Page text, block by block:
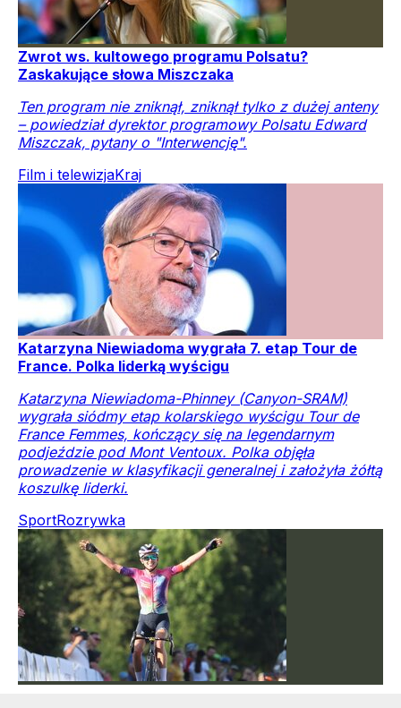
Zwrot ws. kultowego programu Polsatu?
Zaskakujące słowa Miszczaka
Ten program nie zniknął, zniknął tylko z dużej anteny
– powiedział dyrektor programowy Polsatu Edward
Miszczak, pytany o "Interwencję".
Film i telewizjaKraj
Katarzyna Niewiadoma wygrała 7. etap Tour de
France. Polka liderką wyścigu
Katarzyna Niewiadoma-Phinney (Canyon-SRAM)
wygrała siódmy etap kolarskiego wyścigu Tour de
France Femmes, kończący się na legendarnym
podjeździe pod Mont Ventoux. Polka objęła
prowadzenie w klasyfikacji generalnej i założyła żółtą
koszulkę liderki.
SportRozrywka